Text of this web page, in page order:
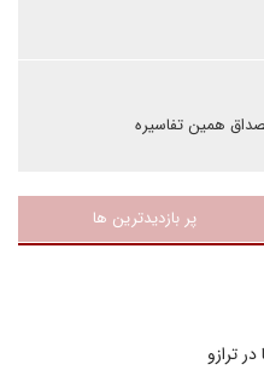
همین تفاسیره
پر بازدیدترین ها
ترازو